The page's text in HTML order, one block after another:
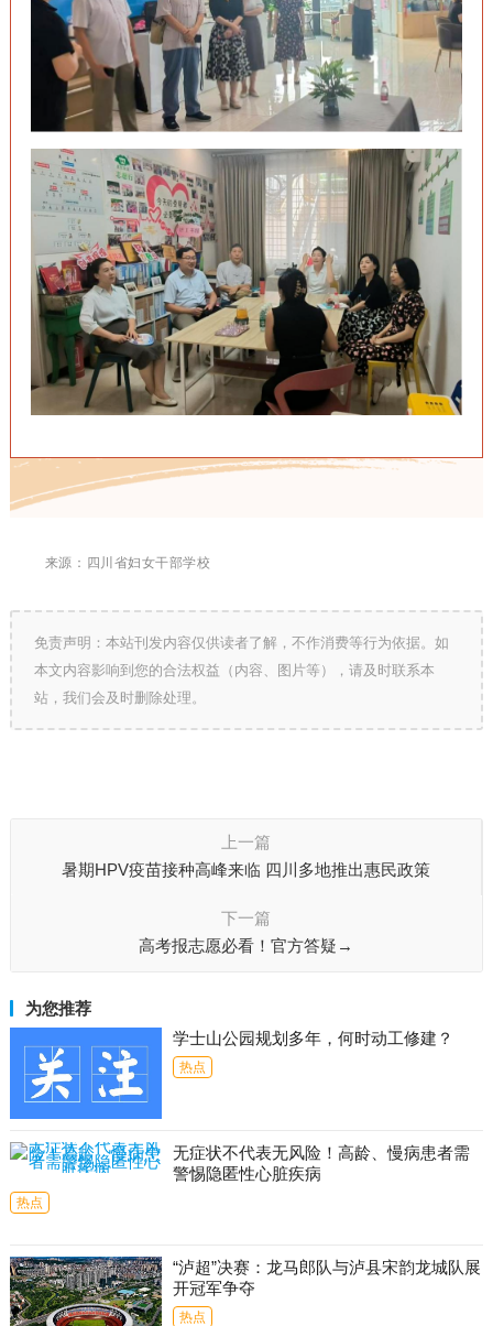
来源：四川省妇女干部学校
免责声明：本站刊发内容仅供读者了解，不作消费等行为依据。如
本文内容影响到您的合法权益（内容、图片等），请及时联系本
站，我们会及时删除处理。
上一篇
暑期HPV疫苗接种高峰来临 四川多地推出惠民政策
下一篇
高考报志愿必看！官方答疑→
为您推荐
学士山公园规划多年，何时动工修建？
热点
无症状不代表无风险！高龄、慢病患者需
警惕隐匿性心脏疾病
热点
“泸超”决赛：龙马郎队与泸县宋韵龙城队展
开冠军争夺
热点